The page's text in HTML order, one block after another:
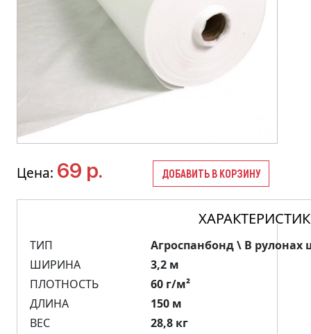
Цена: 69 р. ДОБАВИТЬ В КОРЗИНУ
ТИП Агроспанбонд\ В рулонах
ШИРИНА
3,2 м
ПЛОТНОСТЬ
60 г/м²
ДЛИНА
150 м
ВЕС
28,8 кг